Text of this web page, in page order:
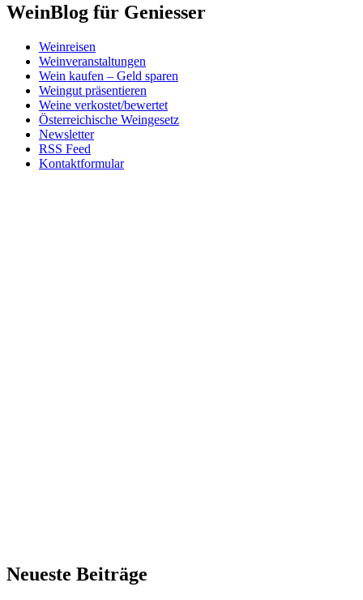
WeinBlog für Geniesser
Weinreisen
Weinveranstaltungen
Wein kaufen – Geld sparen
Weingut präsentieren
Weine verkostet/bewertet
Österreichische Weingesetz
Newsletter
RSS Feed
Kontaktformular
Neueste Beiträge